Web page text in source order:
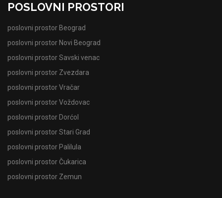
POSLOVNI PROSTORI
poslovni prostor Beograd
poslovni prostor Novi Beograd
poslovni prostor Savski venac
poslovni prostor Zvezdara
poslovni prostor Vračar
poslovni prostor Voždovac
poslovni prostor Dorćol
poslovni prostor Stari Grad
poslovni prostor Palilula
poslovni prostor Čukarica
poslovni prostor Zemun